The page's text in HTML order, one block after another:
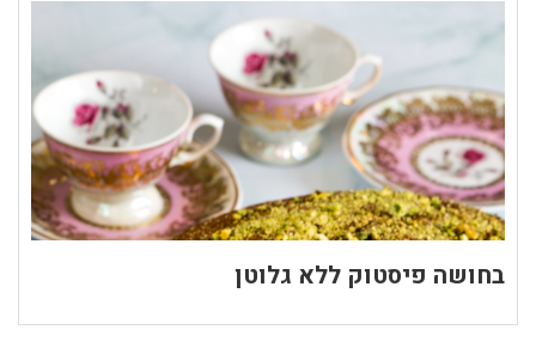
בחושה פיסטוק ללא גלוטן